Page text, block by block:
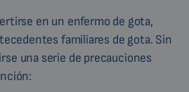
en un enfermo de gota,
familiares de gota. Sin
una serie de precauciones